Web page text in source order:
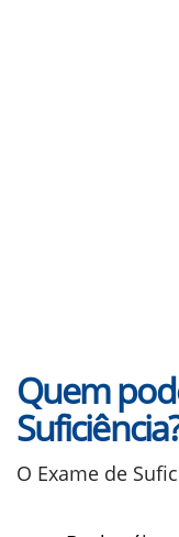
Quem
O Exame de